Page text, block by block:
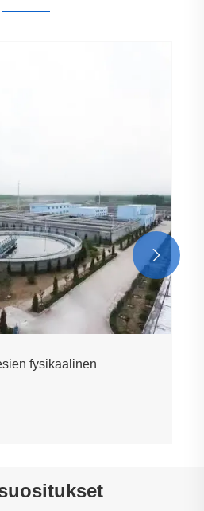
Treatment Engineering
